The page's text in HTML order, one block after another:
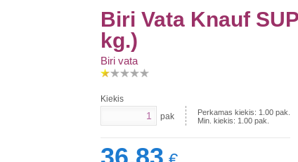
Biri Vata Knauf
kg.)
Biri vata
Kiekis
pak
Perkamas kiekis: 1.00 pak.
Min. kiekis: 1.00 pak.